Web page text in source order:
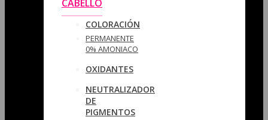
CABELLO
COLORACIÓN
PERMANENTE
0% AMONIACO
OXIDANTES
NEUTRALIZADOR
DE
PIGMENTOS